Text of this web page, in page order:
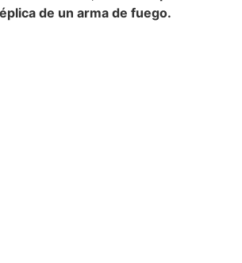
de un arma de fuego.